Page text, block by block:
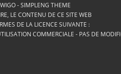
-SIMPLENG THEME
LE CONTENU DE CE SITE WEB
DE LA LICENCE SUIVANTE :
COMMERCIALE - PAS DE